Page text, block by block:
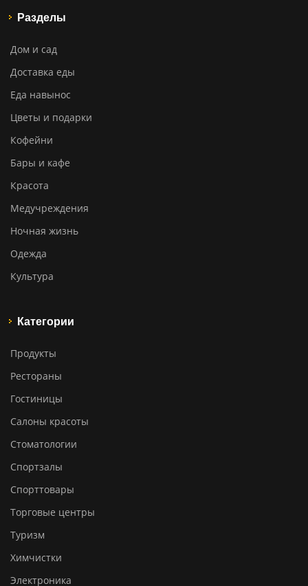
Разделы
Дом и сад
Доставка еды
Еда навынос
Цветы и подарки
Кофейни
Бары и кафе
Красота
Медучреждения
Ночная жизнь
Одежда
Культура
Категории
Продукты
Рестораны
Гостиницы
Салоны красоты
Стоматологии
Спортзалы
Спорттовары
Торговые центры
Туризм
Химчистки
Электроника